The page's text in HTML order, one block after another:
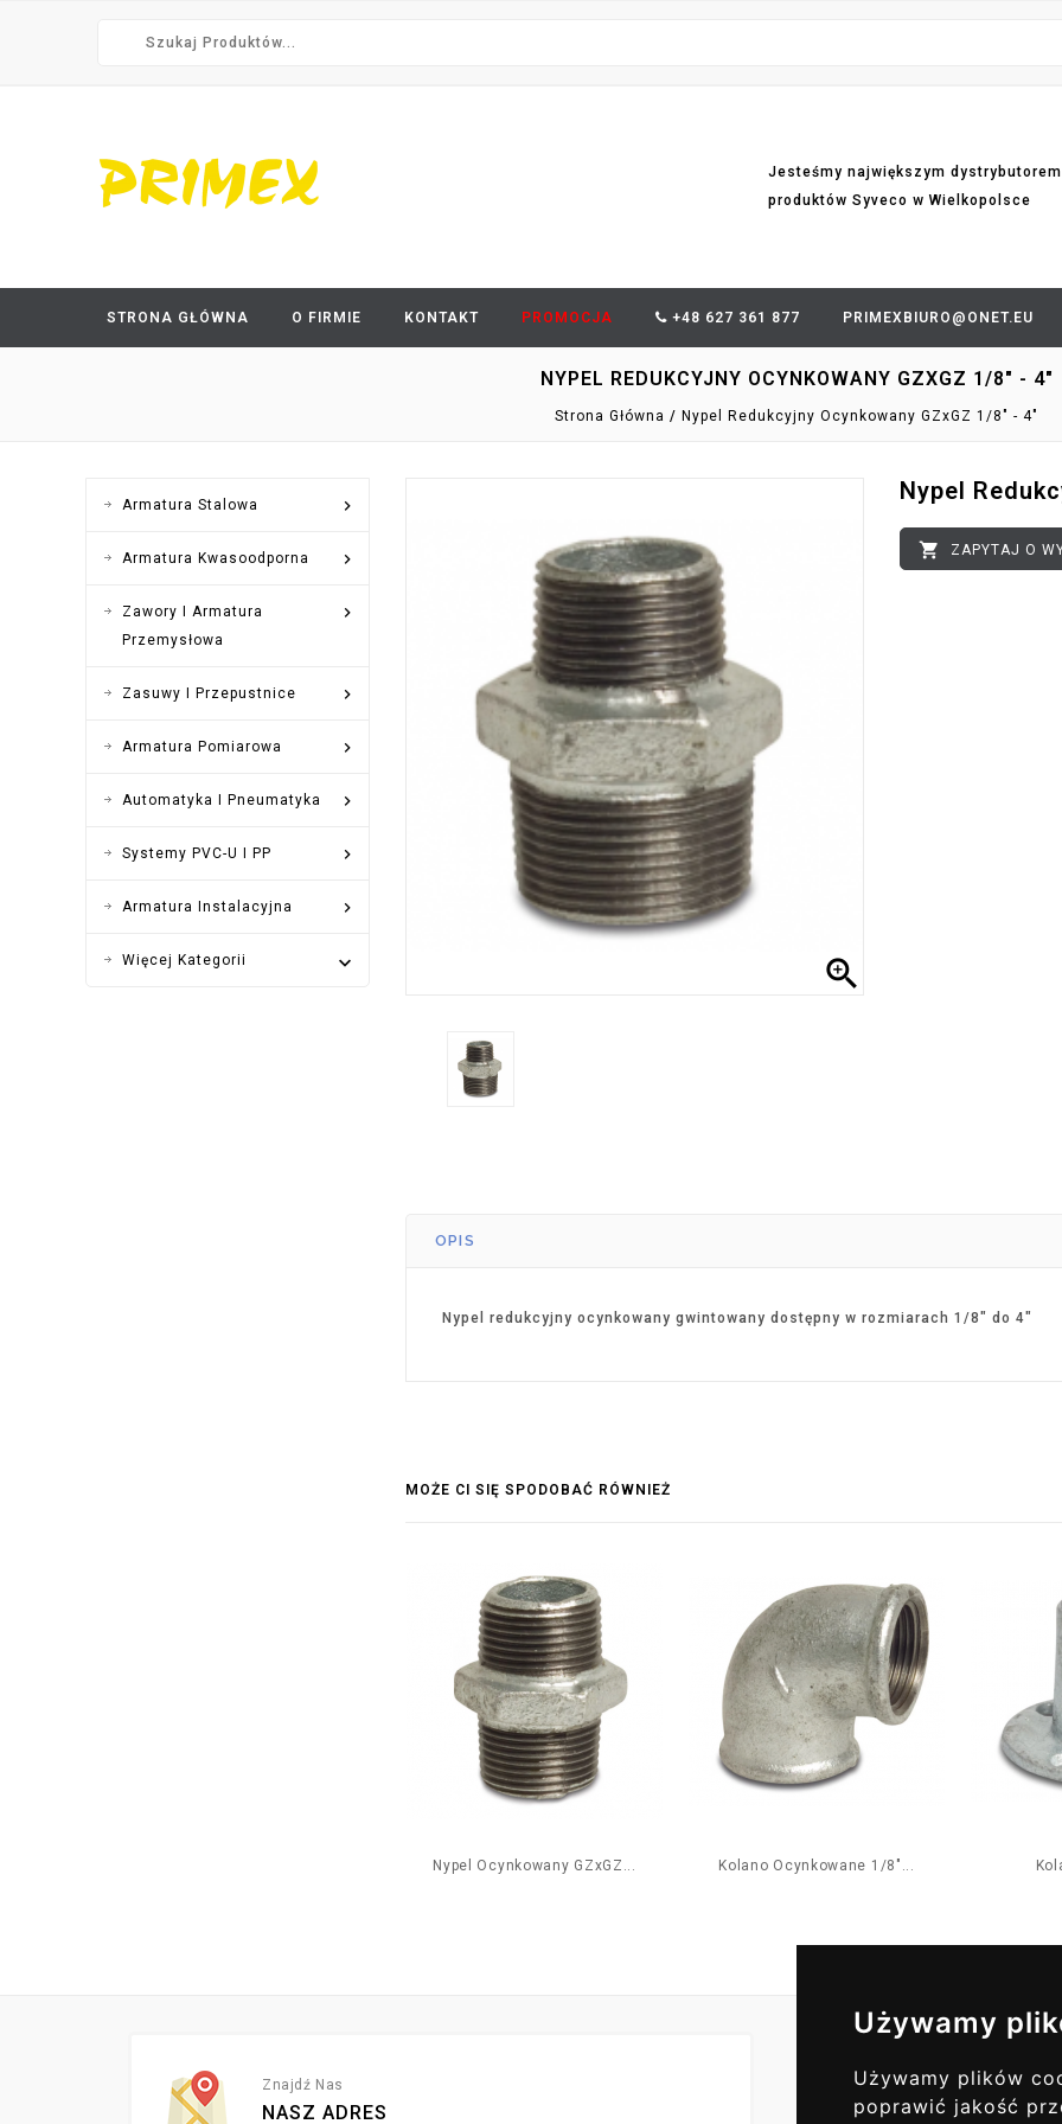
Używamy
Używamy plików
poprawić jakość
Jesteśmy największym dystrybutorem
produktów Syveco w Wielkopolsce
STRONA GŁÓWNA O FIRMIE KONTAKT PROMOCJA +48 627 361 877 PRIMEXBIURO@ONET.EU
NYPEL REDUKCYJNY OCYNKOWANY GZXGZ 1/8" - 4"
Strona Główna Nypel Redukcyjny Ocynkowany GZxGZ 1/8" - 4"

Armatura Stalowa

Armatura Kwasoodporna

Zawory I Armatura
Przemysłowa

Zasuwy I Przepustnice

Armatura Pomiarowa

Automatyka I Pneumatyka

Systemy PVC-U I PP

Armatura Instalacyjna
Więcej Kategorii  
Nypel
 ZAPYTAJ O
OPIS
Nypel redukcyjny ocynkowany gwintowany dostępny w rozmiarach 1/8" do 4"
MOŻE CI SIĘ SPODOBAĆ RÓWNIEŻ
Nypel Ocynkowany GZxGZ... Kolano Ocynkowane 1/8"...
Znajdź Nas
NASZ ADRES
Codzienne
ZAPISZ